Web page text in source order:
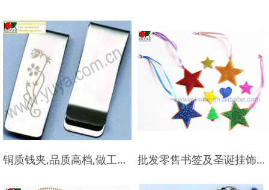
铜质钱夹,品质高档,做工精美 批发零售书签及圣诞挂饰品